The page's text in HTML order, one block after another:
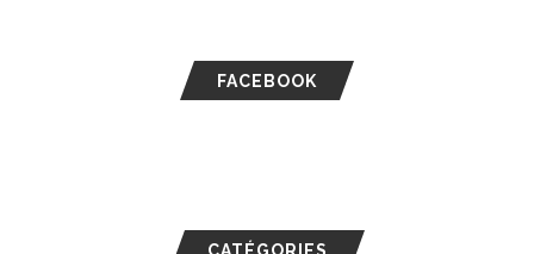
FACEBOOK